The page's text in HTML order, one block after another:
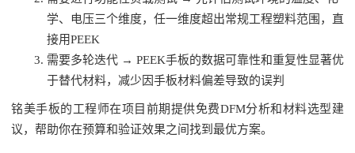
学、电压三个维度，任一维度超出常规工程塑料范围，直
接用PEEK
需要多轮迭代 → PEEK手板的数据可靠性和重复性显著优
于替代材料，减少因手板材料偏差导致的误判
铭美手板的工程师在项目前期提供免费DFM分析和材料选型建
议，帮助你在预算和验证效果之间找到最优方案。